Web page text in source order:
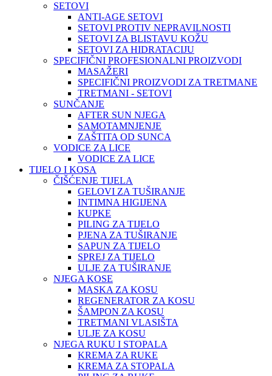
SETOVI
ANTI-AGE SETOVI
SETOVI PROTIV NEPRAVILNOSTI
SETOVI ZA BLISTAVU KOŽU
SETOVI ZA HIDRATACIJU
SPECIFIČNI PROFESIONALNI PROIZVODI
MASAŽERI
SPECIFIČNI PROIZVODI ZA TRETMANE
TRETMANI - SETOVI
SUNČANJE
AFTER SUN NJEGA
SAMOTAMNJENJE
ZAŠTITA OD SUNCA
VODICE ZA LICE
VODICE ZA LICE
TIJELO I KOSA
ČIŠĆENJE TIJELA
GELOVI ZA TUŠIRANJE
INTIMNA HIGIJENA
KUPKE
PILING ZA TIJELO
PJENA ZA TUŠIRANJE
SAPUN ZA TIJELO
SPREJ ZA TIJELO
ULJE ZA TUŠIRANJE
NJEGA KOSE
MASKA ZA KOSU
REGENERATOR ZA KOSU
ŠAMPON ZA KOSU
TRETMANI VLASIŠTA
ULJE ZA KOSU
NJEGA RUKU I STOPALA
KREMA ZA RUKE
KREMA ZA STOPALA